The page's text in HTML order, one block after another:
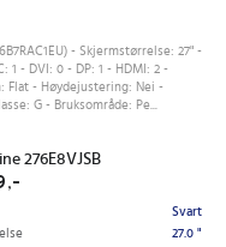
- Skjermstørrelse: 27" -
1 - DVI: 0 - DP: 1 - HDMI: 2 -
Flat - Høydejustering: Nei -
G - Bruksområde: Pe...
276E8VJSB
Svart
27.0 "